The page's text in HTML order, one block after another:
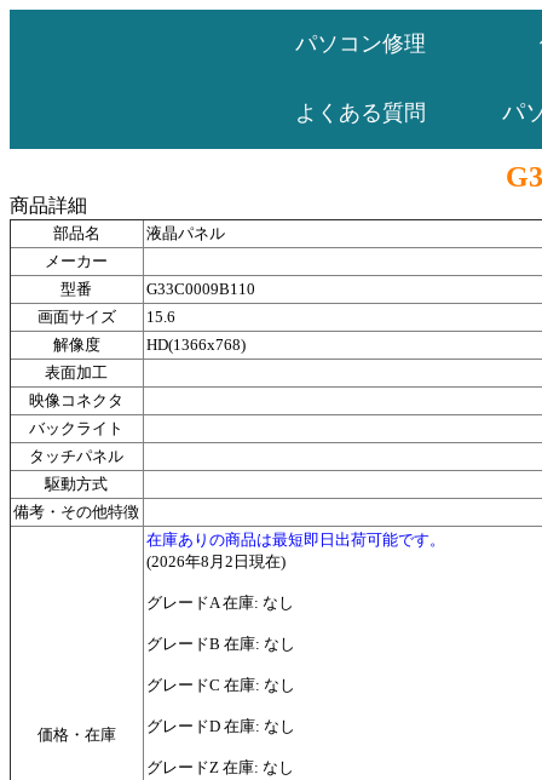
パソコン修理
よくある質問 パ
商品詳細
部品名
液晶パネル
メーカー
型番
G33C0009B110
画面サイズ
15.6
解像度
HD(1366x768)
表面加工
映像コネクタ
バックライト
タッチパネル
駆動方式
備考・その他特徴
価格・在庫
在庫ありの商品は最短即日出荷可能です。
(2026年8月2日現在)
グレードA 在庫: なし
グレードB 在庫: なし
グレードC 在庫: なし
グレードD 在庫: なし
グレードZ 在庫: なし